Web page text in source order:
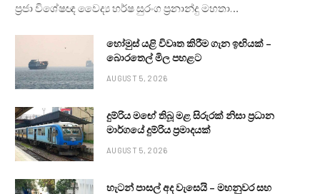
ප්‍රජා විශේෂඥ වෛද්‍ය හර්ෂ සුරංග ප්‍රනාන්දු මහතා…
හෝමුස් යළි විවෘත කිරීම ගැන ඉඟියක් –
බොරතෙල් මිල පහළට
AUGUST 5, 2026
දුම්රිය මඟේ තිබූ මළ සිරුරක් නිසා ප්‍රධාන
මාර්ගයේ දුම්රිය ප්‍රමාදයක්
AUGUST 5, 2026
හැටන් පාසල් අද වැසෙයි – මහනුවර සහ